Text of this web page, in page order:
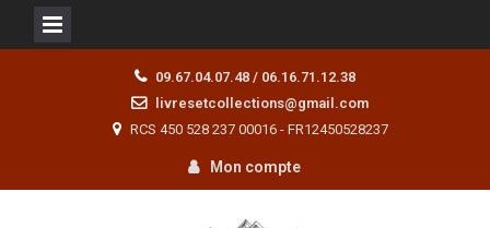
09.67.04.07.48 / 06.16.71.12.38
livresetcollections@gmail.com
RCS 450 528 237 00016 - FR12450528237
Mon compte